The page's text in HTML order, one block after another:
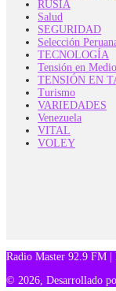
RUSIA
Salud
SEGURIDAD
Selección
TECNOLOGÍA
Tensión en
TENSIÓN EN
Turismo
VARIEDADES
Venezuela
VITAL
VOLEY
Radio Master 92.9 FM
© 2026, Desarrollado